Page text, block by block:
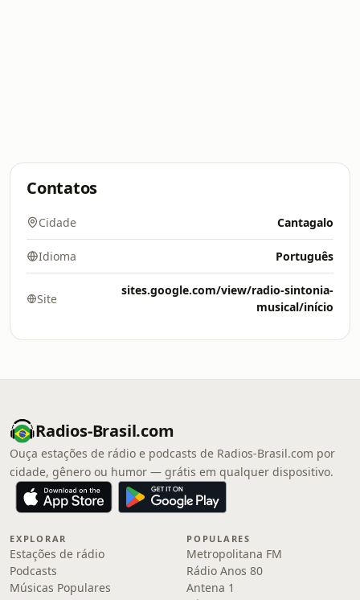
Contatos
Cidade Cantagalo
Idioma Português
Site
sites.google.com/view/radio-sintonia-
musical/início
Radios-Brasil.com
Ouça estações de rádio e podcasts de Radios-Brasil.com por
cidade, gênero ou humor — grátis em qualquer dispositivo.
EXPLORAR
Estações de rádio
Podcasts
Músicas Populares
POPULARES
Metropolitana FM
Rádio Anos 80
Antena 1